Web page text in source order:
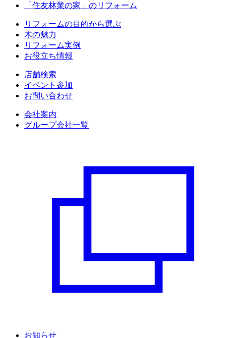
「住友林業の家」のリフォーム
リフォームの目的から選ぶ
木の魅力
リフォーム実例
お役立ち情報
店舗検索
イベント参加
お問い合わせ
会社案内
グループ会社一覧
お知らせ